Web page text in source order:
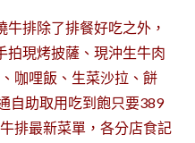
排除了排餐好吃之外，
拍現烤披薩、現沖生牛肉
咖哩飯、生菜沙拉、餅
自助取用吃到飽只要389
排最新菜單，各分店食記